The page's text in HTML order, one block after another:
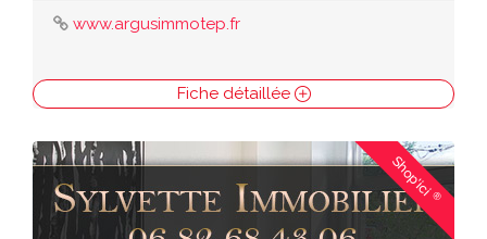
www.argusimmotep.fr
Fiche détaillée
Shop'ici®